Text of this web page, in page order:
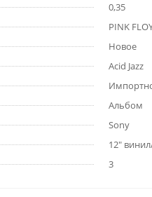
0,35
PINK
Новое
Acid Jazz
Альбом
Sony
12"
3